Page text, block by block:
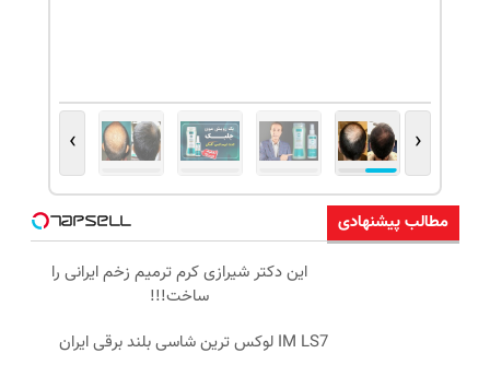
‹
›
مطالب پیشنهادی
این دکتر شیرازی کرم ترمیم زخم ایرانی را
ساخت!!!
IM LS7 لوکس ترین شاسی بلند برقی ایران